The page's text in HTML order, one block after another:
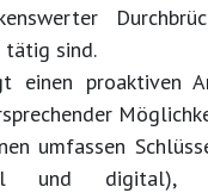
tätig sind.
einen proaktiven
umfassen
und digital),